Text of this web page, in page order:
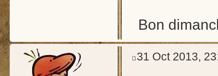
Bon
31 Oct 2013,